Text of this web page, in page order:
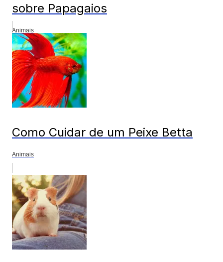
sobre Papagaios
Animais
Como Cuidar de um Peixe Betta
Animais